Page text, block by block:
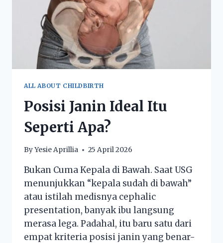
ALL ABOUT CHILDBIRTH
Posisi Janin Ideal Itu
Seperti Apa?
ByYesie Aprillia 25 April 2026
Bukan Cuma Kepala di Bawah. Saat USG
menunjukkan “kepala sudah di bawah”
atau istilah medisnya cephalic
presentation, banyak ibu langsung
merasa lega. Padahal, itu baru satu dari
empat kriteria posisi janin yang benar-